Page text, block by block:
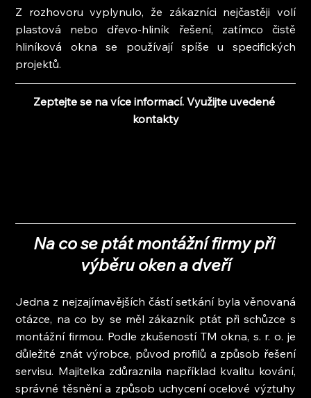
Z rozhovoru vyplynulo, že zákazníci nejčastěji volí
plastová nebo dřevo-hliník řešení, zatímco čistě
hliníková okna se používají spíše u specifických
projektů.
Zeptejte se na více informací. Využijte uvedené
kontakty
Na co se ptát montážní firmy při
výběru oken a dveří
Jedna z nejzajímavějších částí setkání byla věnovaná
otázce, na co by se měl zákazník ptát při schůzce s
montážní firmou. Podle zkušeností TM okna, s. r. o. je
důležité znát výrobce, původ profilů a způsob řešení
servisu. Majitelka zdůraznila například kvalitu kování,
správné těsnění a způsob uchycení ocelové výztuhy